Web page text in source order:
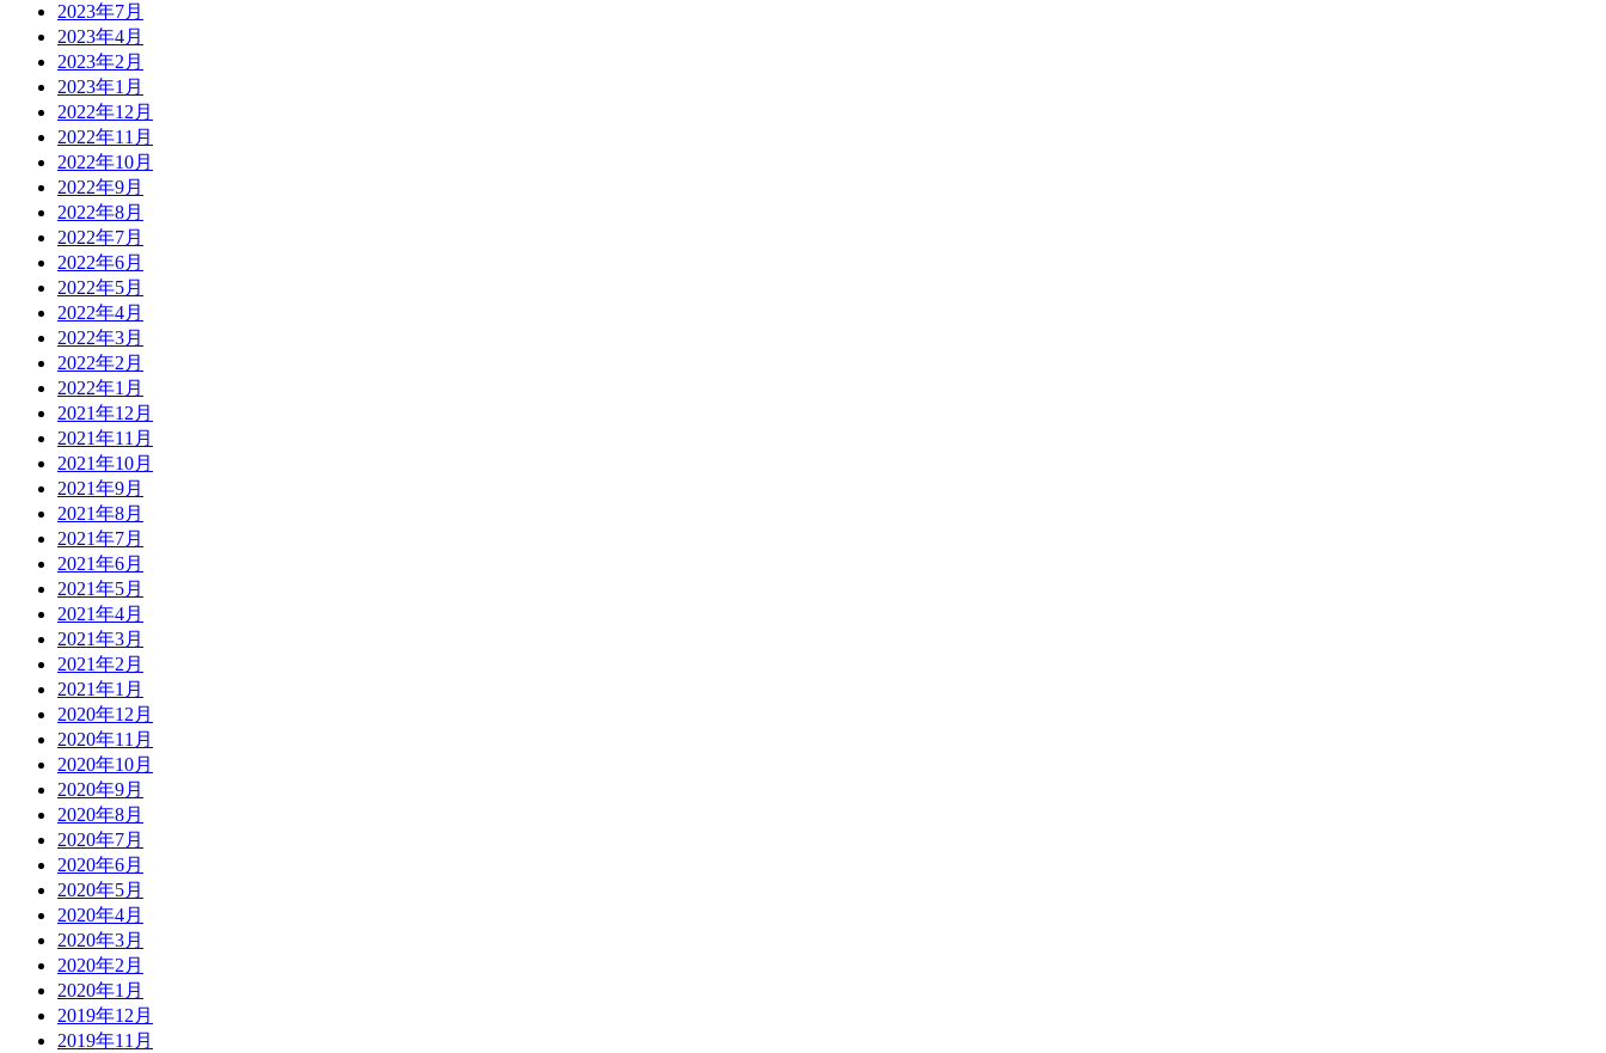
2023年7月
2023年4月
2023年2月
2023年1月
2022年12月
2022年11月
2022年10月
2022年9月
2022年8月
2022年7月
2022年6月
2022年5月
2022年4月
2022年3月
2022年2月
2022年1月
2021年12月
2021年11月
2021年10月
2021年9月
2021年8月
2021年7月
2021年6月
2021年5月
2021年4月
2021年3月
2021年2月
2021年1月
2020年12月
2020年11月
2020年10月
2020年9月
2020年8月
2020年7月
2020年6月
2020年5月
2020年4月
2020年3月
2020年2月
2020年1月
2019年12月
2019年11月